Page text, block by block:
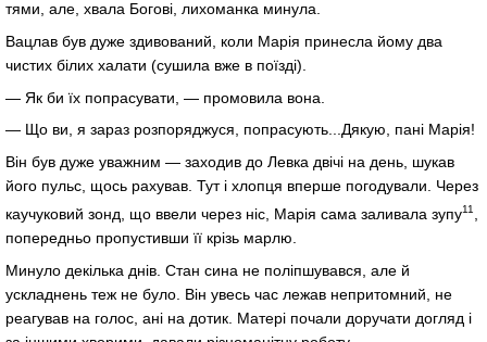
тями, але, хвала Богові, лихоманка минула.
Вацлав був дуже здивований, коли Марія принесла йому два
чистих білих халати (сушила вже в поїзді).
— Як би їх попрасувати, — промовила вона.
— Що ви, я зараз розпоряджуся, попрасують...Дякую, пані Марія!
Він був дуже уважним — заходив до Левка двічі на день, шукав
його пульс, щось рахував. Тут і хлопця вперше погодували. Через
каучуковий зонд, що ввели через ніс, Марія сама заливала зупу11
попередньо пропустивши її крізь марлю.
Минуло декілька днів. Стан сина не поліпшувався, але й
ускладнень теж не було. Він увесь час лежав непритомний, не
реагував на голос, ані на дотик. Матері почали доручати догляд і